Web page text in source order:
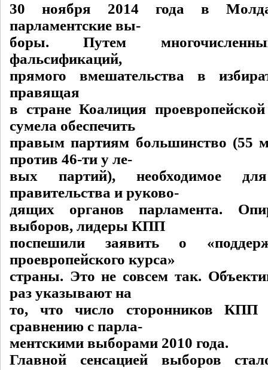
30 ноября 2014 года в
парламентские вы-
боры. Путем
фальсификаций,
прямого вмешательства в
правящая
в стране Коалиция
сумела обеспечить
правым партиям большинство (55
против 46-ти у ле-
вых партий), необходимое
правительства и руково-
дящих органов парламента.
выборов, лидеры КПП
поспешили заявить о
проевропейского курса»
страны. Это не совсем так.
раз указывают на
то, что число сторонников КПП
сравнению с парла-
ментскими выборами 2010 года.
Главной сенсацией выборов